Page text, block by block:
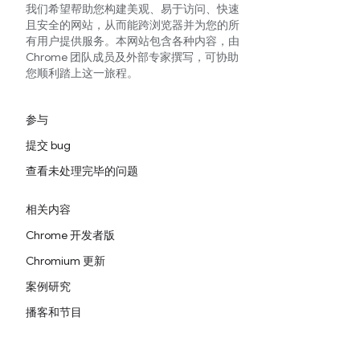
我们希望帮助您构建美观、易于访问、快速
且安全的网站，从而能跨浏览器并为您的所
有用户提供服务。本网站包含各种内容，由
Chrome 团队成员及外部专家撰写，可协助
您顺利踏上这一旅程。
参与
提交 bug
查看未处理完毕的问题
相关内容
Chrome 开发者版
Chromium 更新
案例研究
播客和节目